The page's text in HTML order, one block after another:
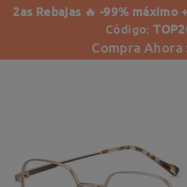
2as Rebajas 🔥 -99% máximo
Código:
Compra Ahora